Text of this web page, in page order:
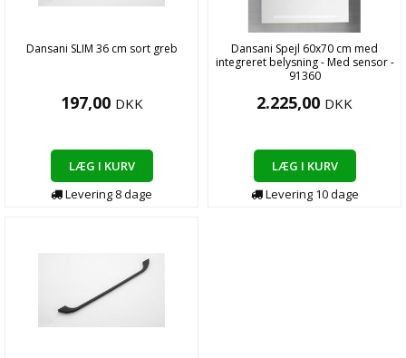
Dansani SLIM 36 cm sort greb
197,00 DKK
LÆG I KURV
Levering 8dage
Dansani Spejl 60x70 cm med
integreret belysning - Med sensor -
91360
2.225,00 DKK
LÆG I KURV
Levering 10dage